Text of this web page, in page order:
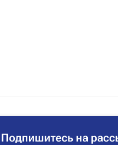
Подпишитесь на